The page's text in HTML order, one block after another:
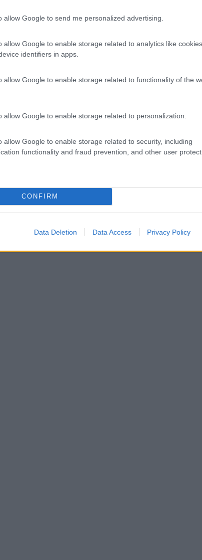
allow Google to send me personalized advertising.
allow Google to enable storage related to analytics like
identifiers in apps.
allow Google to enable storage related to functionality of the
allow Google to enable storage related to personalization.
allow Google to enable storage related to security, including
functionality and fraud prevention, and other user
CONFIRM
Data Deletion Data Access Privacy Policy
di Carezza, che è proprio di fronte e per
infatti non abbiamo usato neanche i cunei.
Prezzo
08/09/
a vedere il lago o per passeggiare in zona.
28/07/
Non c'è nulla nemmeno i bidoni dell'immondizia. In